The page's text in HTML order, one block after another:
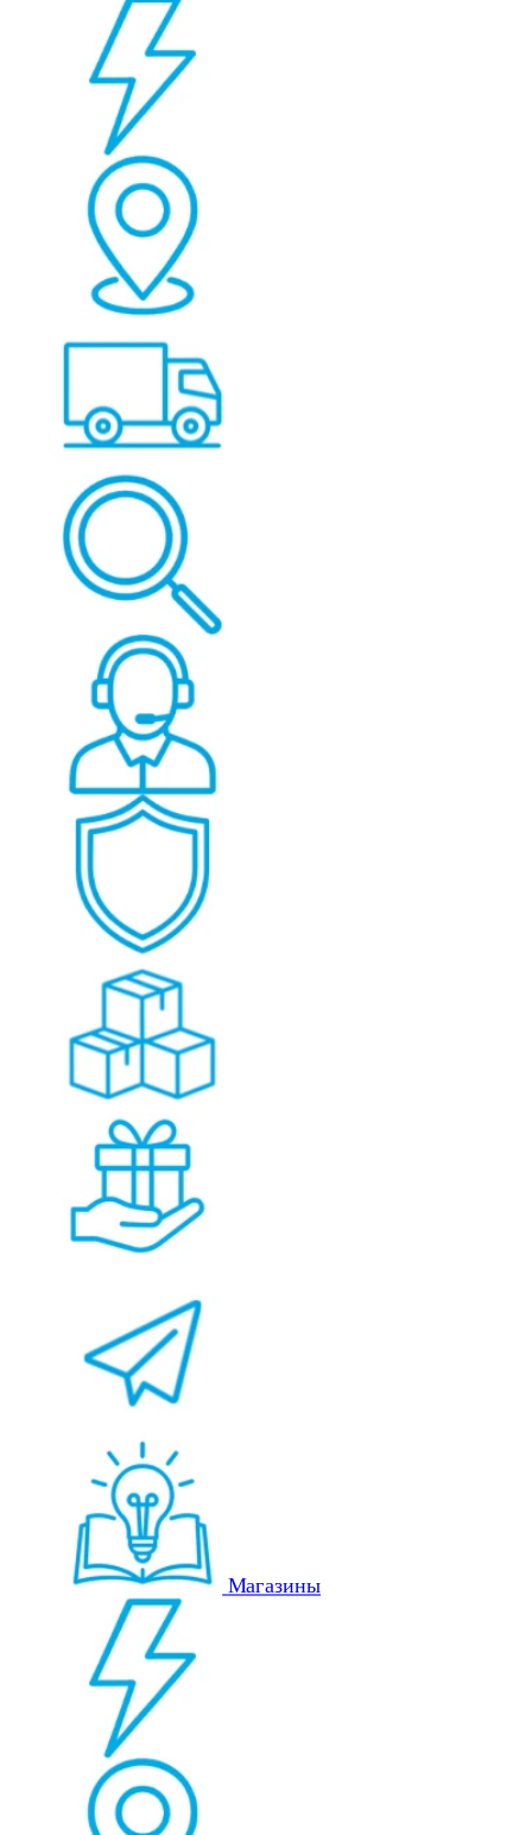
Магазины